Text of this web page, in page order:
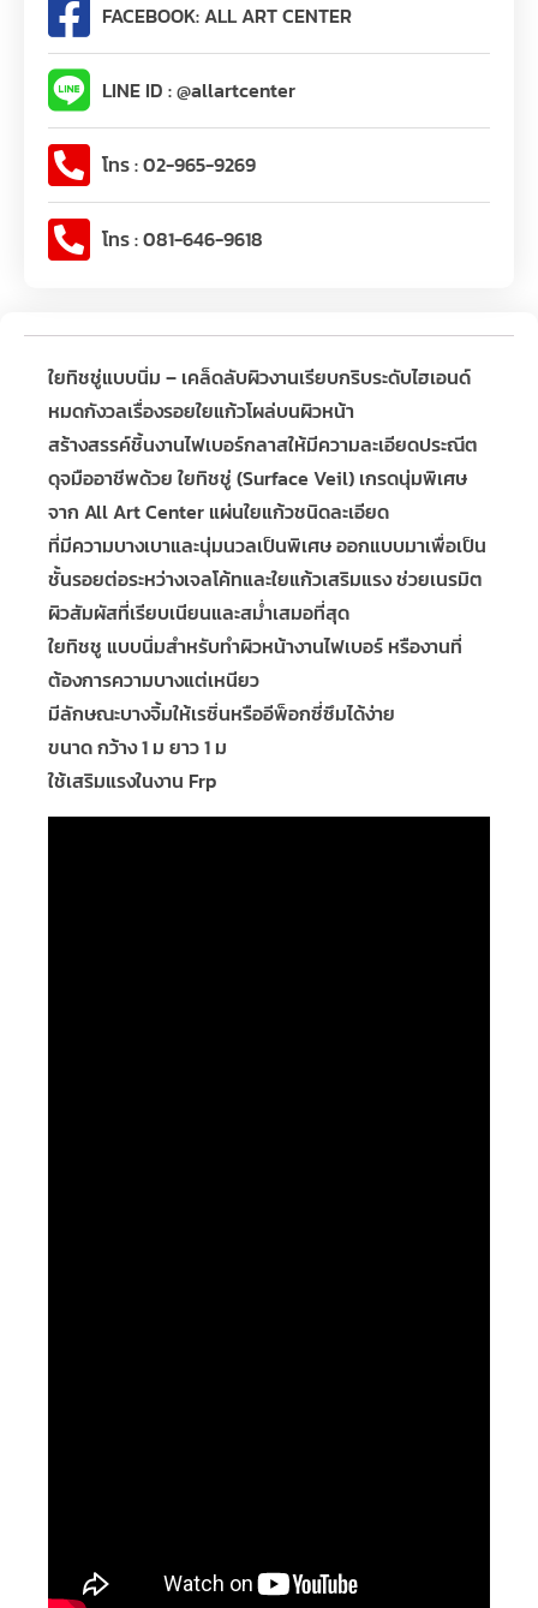
FACEBOOK: ALL ART CENTER
LINE ID : @allartcenter
โทร : 02-965-9269
โทร : 081-646-9618
ใยทิชชู่แบบนิ่ม – เคล็ดลับผิวงานเรียบกริบระดับไฮเอนด์
หมดกังวลเรื่องรอยใยแก้วโผล่บนผิวหน้า
สร้างสรรค์ชิ้นงานไฟเบอร์กลาสให้มีความละเอียดประณีต
ดุจมืออาชีพด้วย ใยทิชชู่ (Surface Veil) เกรดนุ่มพิเศษ
จาก All Art Center แผ่นใยแก้วชนิดละเอียด
ที่มีความบางเบาและนุ่มนวลเป็นพิเศษ ออกแบบมาเพื่อเป็น
ชั้นรอยต่อระหว่างเจลโค้ทและใยแก้วเสริมแรง ช่วยเนรมิต
ผิวสัมผัสที่เรียบเนียนและสม่ำเสมอที่สุด
ใยทิชชู แบบนิ่มสำหรับทำผิวหน้างานไฟเบอร์ หรืองานที่
ต้องการความบางแต่เหนียว
มีลักษณะบางจิ้มให้เรซิ่นหรืออีพ็อกซี่ซึมได้ง่าย
ขนาด กว้าง 1 ม ยาว 1 ม
ใช้เสริมแรงในงาน Frp